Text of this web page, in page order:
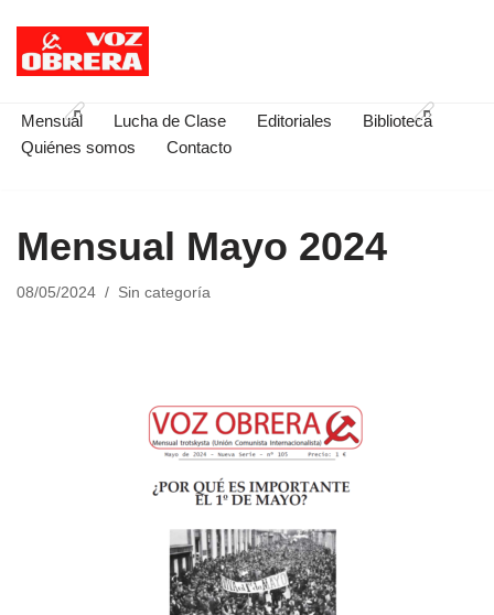
Saltar
contenido
Mensual Lucha de Clase Editoriales
Biblioteca
Quiénes somos
Contacto
Mensual Mayo 2024
08/05/2024 Sin categoría